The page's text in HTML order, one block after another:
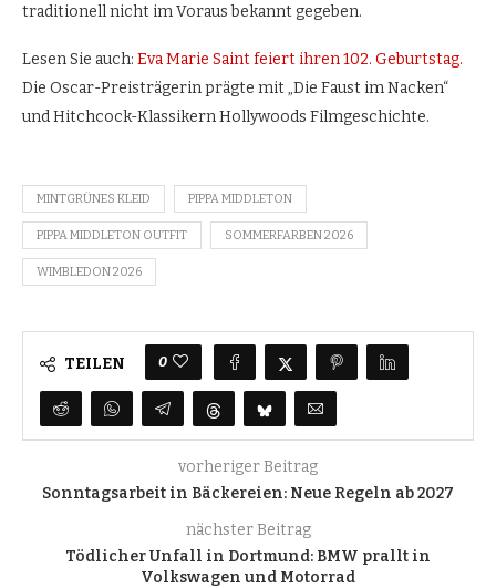
traditionell nicht im Voraus bekannt gegeben.
Lesen Sie auch: Eva Marie Saint feiert ihren 102. Geburtstag.
Die Oscar-Preisträgerin prägte mit „Die Faust im Nacken“
und Hitchcock-Klassikern Hollywoods Filmgeschichte.
MINTGRÜNES KLEID PIPPA MIDDLETON
PIPPA MIDDLETON OUTFIT SOMMERFARBEN 2026
WIMBLEDON 2026
TEILEN 0
vorheriger Beitrag
Sonntagsarbeit in Bäckereien: Neue Regeln ab 2027
nächster Beitrag
Tödlicher Unfall in Dortmund: BMW prallt in
Volkswagen und Motorrad